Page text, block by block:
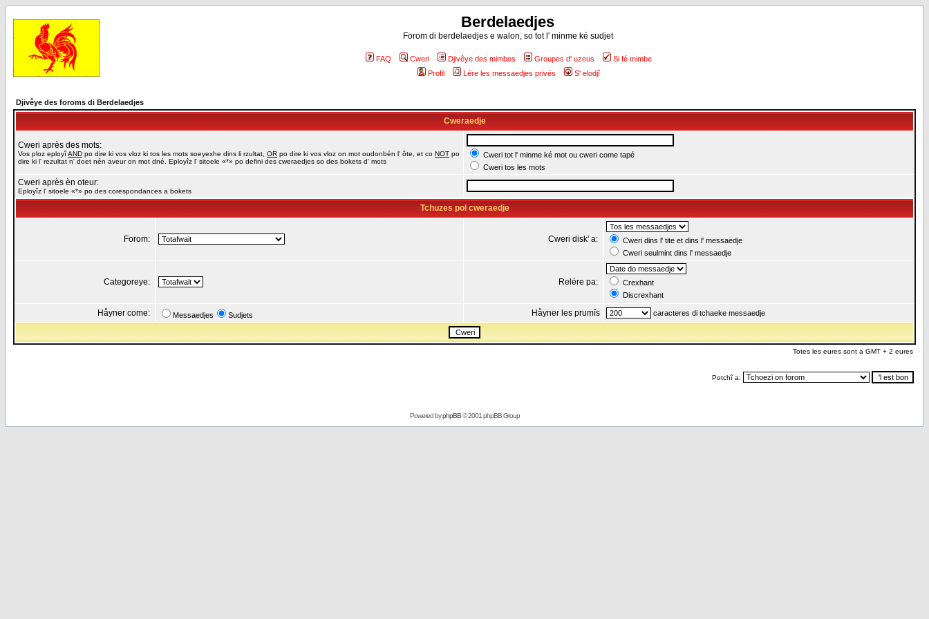
Berdelaedjes
Forom di berdelaedjes e walon, so tot l' minme ké sudjet
FAQ Cweri Djivêye des mimbes Groupes d' uzeus
Si fé mimbe
Profil
Lére les messaedjes privés S' elodjî
Djivêye des foroms di Berdelaedjes
Cweraedje
Cweri après des mots:
Vos ploz eployîAND po dire ki vos vloz ki tos les mots soeyexhe dins li rzultat, OR po dire ki vos vloz on mot oudonbén l' ôte, et co NOT po
dire ki l' rezultat n' doet nén aveur on mot dné. Eployîz l' sitoele «*» po defini des cweraedjes so des bokets d' mots
Cweri tot l' minme ké mot ou cweri come tapé
Cweri tos les mots
Cweri après èn oteur:
Eployîz l' sitoele «*» po des corespondances a bokets
Tchuzes pol cweraedje
Forom: Cweri disk' a:
Cweri dins l' tite et dins l' messaedje
Cweri seulmint dins l' messaedje
Categoreye: Relére pa:
Crexhant
Discrexhant
Håyner come: Messaedjes Sudjets Håyner les prumîs caracteres di tchaeke messaedje
Totes les eures sont a GMT + 2 eures
Potchî a:
Powered byphpBB© 2001 phpBB Group